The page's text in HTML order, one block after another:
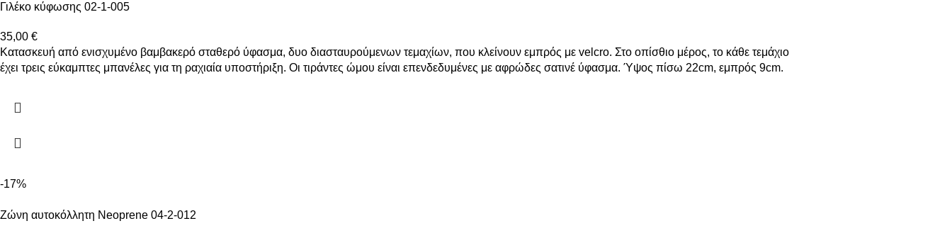
Γιλέκο κύφωσης 02-1-005
35,00 €
Κατασκευή από ενισχυμένο βαμβακερό σταθερό ύφασμα, δυο διασταυρούμενων τεμαχίων, που κλείνουν εμπρός με velcro. Στο οπίσθιο μέρος, το κάθε τεμάχιο
έχει τρεις εύκαμπτες μπανέλες για τη ραχιαία υποστήριξη. Οι τιράντες ώμου είναι επενδεδυμένες με αφρώδες σατινέ ύφασμα. Ύψος πίσω 22cm, εμπρός 9cm.
-17%
Ζώνη αυτοκόλλητη Neoprene 04-2-012